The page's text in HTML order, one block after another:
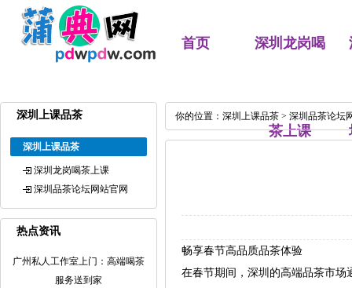
首页 深圳龙岗喝
茶上课
深圳上课品茶
深圳上课品茶
深圳龙岗喝茶上课
深圳品茶论坛网站官网
热点资讯
广州私人工作室上门：高端喝茶
服务送到家
你的位置： 深圳上课品茶 > 深圳品茶论坛
畅享春节高品质品茶体验
在春节期间，深圳的高端品茶市